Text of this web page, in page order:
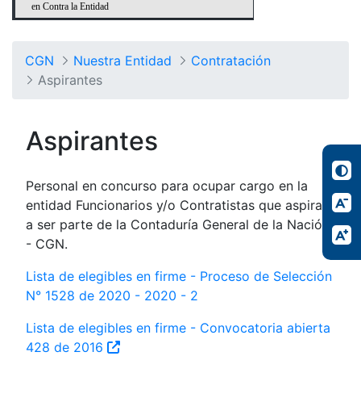
en Contra la Entidad
CGN Nuestra Entidad
Contratación
Aspirantes
Aspirantes
Personal en concurso para ocupar cargo en la
entidad Funcionarios y/o Contratistas que aspiran
a ser parte de la Contaduría General de la Nación
- CGN.
Lista de elegibles en firme - Proceso de Selección
N° 1528 de 2020 - 2020 - 2
Lista de elegibles en firme - Convocatoria abierta
428 de 2016